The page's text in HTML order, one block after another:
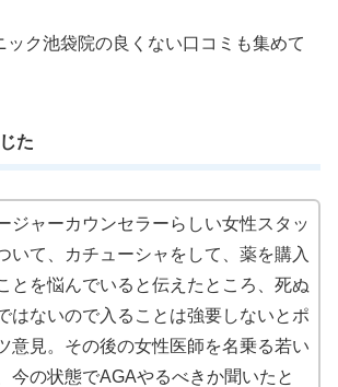
ック池袋院の良くない口コミも集めて
た
ジャーカウンセラーらしい女性スタッ
いて、カチューシャをして、薬を購入
とを悩んでいると伝えたところ、死ぬ
はないので入ることは強要しないとポ
意見。その後の女性医師を名乗る若い
今の状態でAGAやるべきか聞いたと